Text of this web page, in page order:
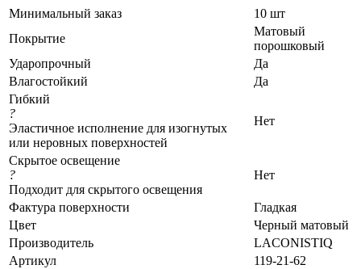
Минимальный заказ
10 шт
Покрытие
Матовый
порошковый
Ударопрочный
Да
Влагостойкий
Да
Гибкий
?
Эластичное исполнение для изогнутых
или неровных поверхностей
Нет
Скрытое освещение
?
Подходит для скрытого освещения
Нет
Фактура поверхности
Гладкая
Цвет
Черный матовый
Производитель
LACONISTIQ
Артикул
119-21-62